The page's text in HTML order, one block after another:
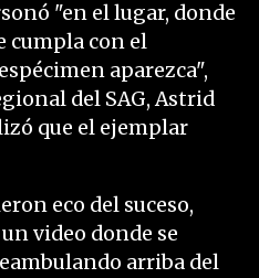
"en el lugar, donde
cumpla con el
aparezca",
del SAG, Astrid
que el ejemplar
eco del suceso,
video donde se
arriba del